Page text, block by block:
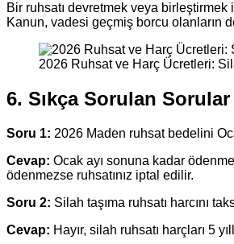
Bir ruhsatı devretmek veya birleştirmek
Kanun, vadesi geçmiş borcu olanların
2026 Ruhsat ve Harç Ücretleri:
6. Sıkça Sorulan Sorular
Soru 1: 2026 Maden ruhsat bedelini
Cevap: Ocak ayı sonuna kadar
ödenmezse ruhsatınız iptal edilir.
Soru 2: Silah taşıma ruhsatı harcını
Cevap: Hayır, silah ruhsatı harçları 5